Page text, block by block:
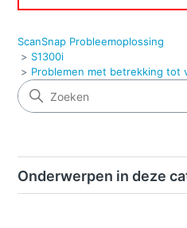
ScanSnap Probleemoplossing
S1300i
Problemen met betrekking tot
Onderwerpen in deze